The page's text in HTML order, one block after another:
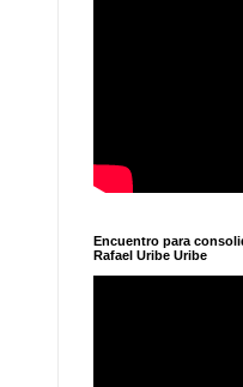
Encuentro para
Rafael Uribe Uribe